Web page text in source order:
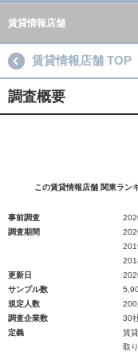
賃貸情報店舗
賃貸情報店舗 TOP
調査概要
この賃貸情報店舗 関東ラン
事前調査
調査期間
更新日
サンプル数
規定人数
200
調査企業数
30
定義
賃
取